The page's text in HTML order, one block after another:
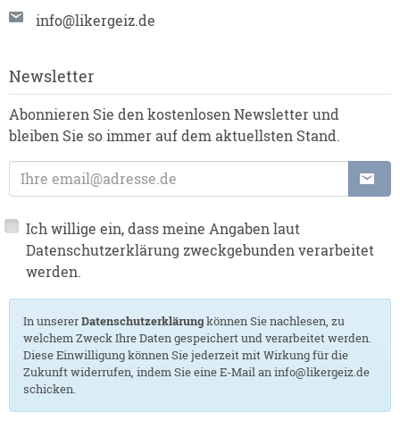
info@likergeiz.de
Newsletter
Abonnieren Sie den kostenlosen Newsletter und
bleiben Sie so immer auf dem aktuellsten Stand.
E-Mail-Adresse:
Ich willige ein, dass meine Angaben laut
Datenschutzerklärung zweckgebunden verarbeitet
werden.
In unsererDatenschutzerklärungkönnen Sie nachlesen, zu
welchem Zweck Ihre Daten gespeichert und verarbeitet werden.
Diese Einwilligung können Sie jederzeit mit Wirkung für die
Zukunft widerrufen, indem Sie eine E-Mail an info@likergeiz.de
schicken.